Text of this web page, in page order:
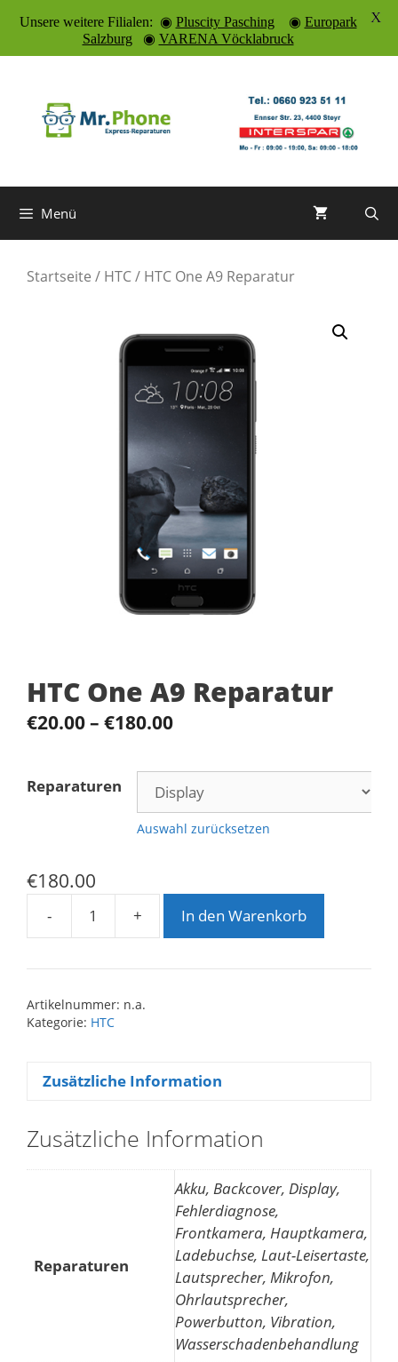
springen
Menü
Startseite / HTC/ HTC One A9 Reparatur
HTC One A9 Reparatur
€20.00– €180.00
Reparaturen
Auswahl zurücksetzen
€180.00
-
HTC
A9
+ In den Warenkorb
Artikelnummer: n.a.
Kategorie: HTC
Zusätzliche Information
Zusätzliche Information
Reparaturen
Akku, Backcover, Display,
Fehlerdiagnose,
Frontkamera, Hauptkamera,
Ladebuchse, Laut-Leisertaste,
Lautsprecher, Mikrofon,
Ohrlautsprecher,
Powerbutton, Vibration,
Wasserschadenbehandlung
Unsere weitere Filialen: ◉ Pluscity Pasching◉ Europark
Salzburg◉ VARENA Vöcklabruck
X